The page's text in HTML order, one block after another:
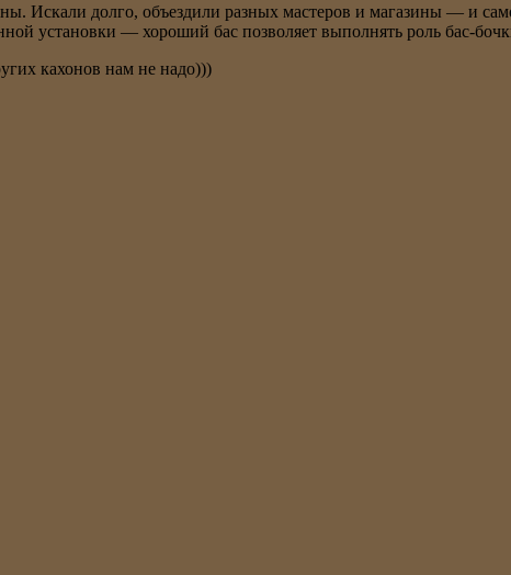
Искали долго, объездили разных мастеров и магазины — и
установки — хороший бас позволяет выполнять роль бас-
кахонов нам не надо)))